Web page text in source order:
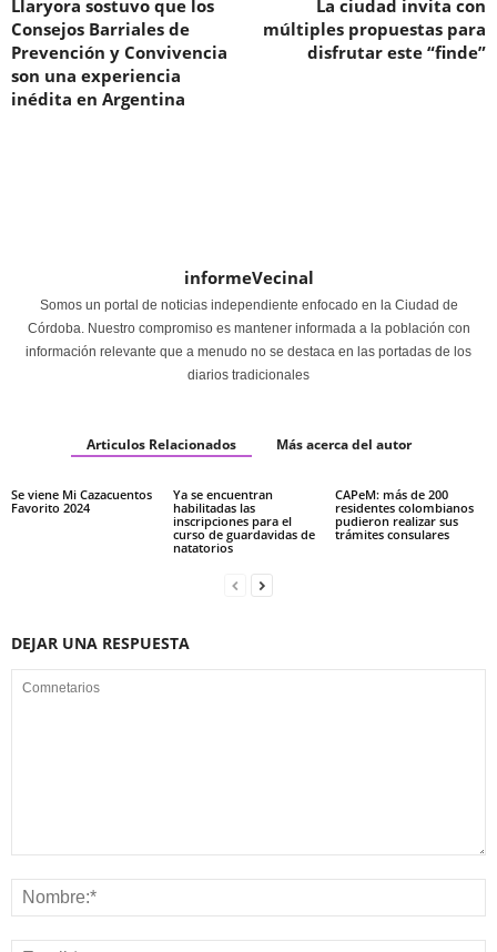
Llaryora sostuvo que los
Consejos Barriales de
Prevención y Convivencia
son una experiencia
inédita en Argentina
La ciudad invita con
múltiples propuestas para
disfrutar este “finde”
informeVecinal
Somos un portal de noticias independiente enfocado en la Ciudad de
Córdoba. Nuestro compromiso es mantener informada a la población con
información relevante que a menudo no se destaca en las portadas de los
diarios tradicionales
Articulos Relacionados Más acerca del autor
Se viene Mi Cazacuentos
Favorito 2024
Ya se encuentran
habilitadas las
inscripciones para el
curso de guardavidas de
natatorios
CAPeM: más de 200
residentes colombianos
pudieron realizar sus
trámites consulares
DEJAR UNA RESPUESTA